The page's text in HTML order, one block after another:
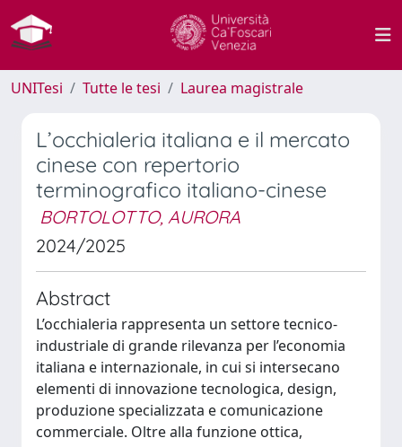
UNITesi Tutte le tesi Laurea magistrale
L’occhialeria italiana e il mercato
cinese con repertorio
terminografico italiano-cinese
BORTOLOTTO, AURORA
2024/2025
Abstract
L’occhialeria rappresenta un settore tecnico-
industriale di grande rilevanza per l’economia
italiana e internazionale, in cui si intersecano
elementi di innovazione tecnologica, design,
produzione specializzata e comunicazione
commerciale. Oltre alla funzione ottica,